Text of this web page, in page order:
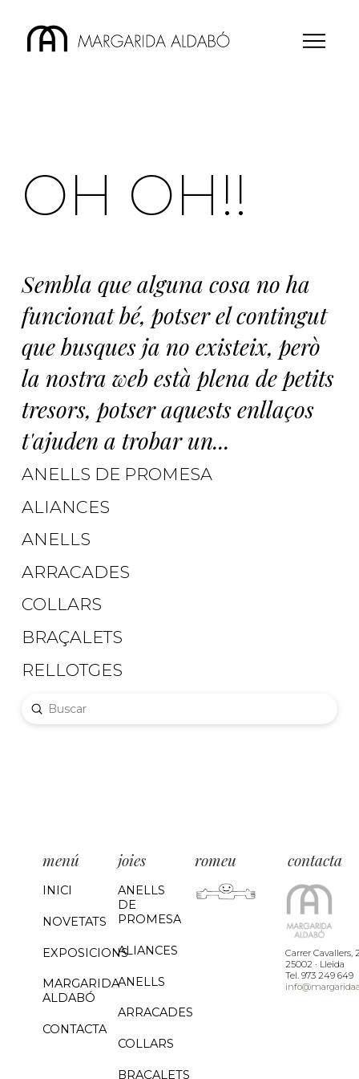
OH OH!!
Sembla que alguna cosa no ha
funcionat bé, potser el contingut
que busques ja no existeix, però
la nostra web està plena de petits
tresors, potser aquests enllaços
t'ajuden a trobar un...
ANELLS DE PROMESA
ALIANCES
ANELLS
ARRACADES
COLLARS
BRAÇALETS
RELLOTGES
Search
Submit
menú
INICI
NOVETATS
EXPOSICIONS
MARGARIDA
ALDABÓ
CONTACTA
joies
ANELLS
DE
PROMESA
ALIANCES
ANELLS
ARRACADES
COLLARS
BRAÇALETS
romeu contacta
Carrer Cavallers,
25002 · Lleida
Tel. 973 249 649